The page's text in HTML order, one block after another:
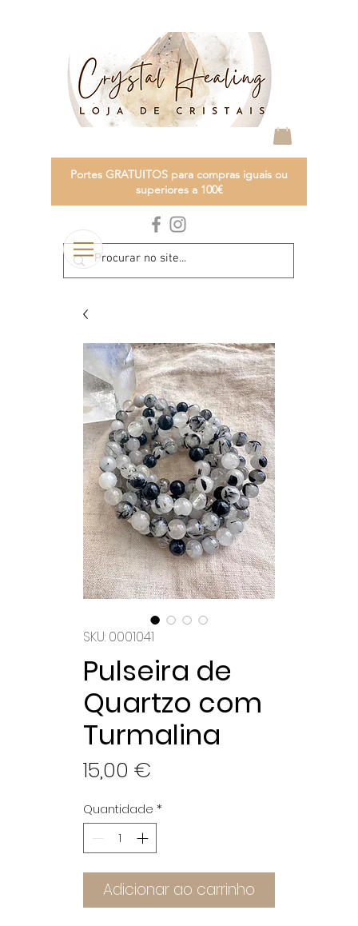
Portes GRATUITOS para compras iguais ou
superiores a 100€
SKU: 0001041
Pulseira de
Quartzo com
Turmalina
15,00 €
Quantidade *
Adicionar ao carrinho